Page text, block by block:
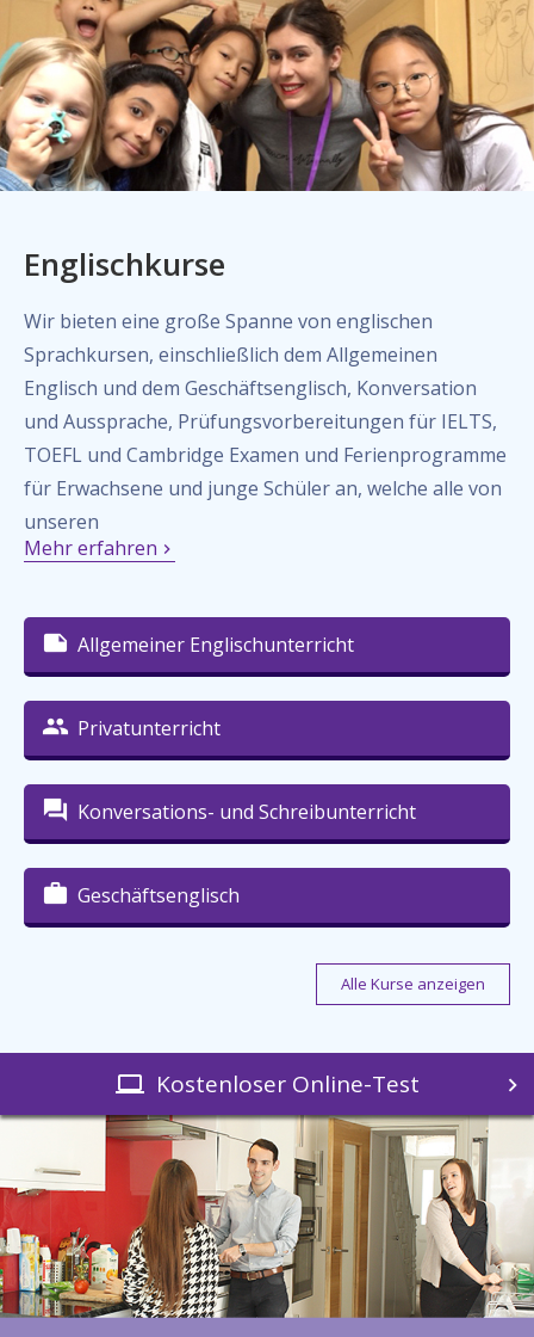
Englischkurse
Wir bieten eine große Spanne von englischen
Sprachkursen, einschließlich dem Allgemeinen
Englisch und dem Geschäftsenglisch, Konversation
und Aussprache, Prüfungsvorbereitungen für IELTS,
TOEFL und Cambridge Examen und Ferienprogramme
für Erwachsene und junge Schüler an, welche alle von
unseren
Mehr erfahren
Allgemeiner Englischunterricht
Privatunterricht
Konversations- und Schreibunterricht
Geschäftsenglisch
Alle Kurse anzeigen
Kostenloser Online-Test